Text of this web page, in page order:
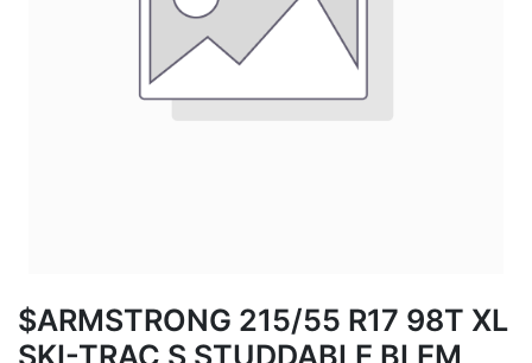
$ARMSTRONG 215/55 R17 98T XL
SKI-TRAC S STUDDABLE BLEM